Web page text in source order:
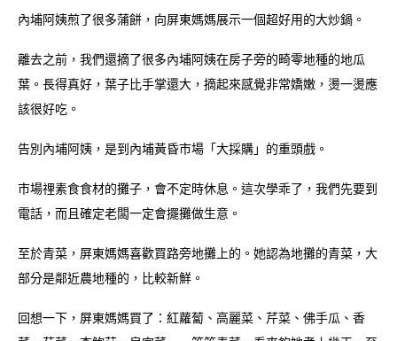
內埔阿姨煎了很多蒲餅，向屏東媽媽展示一個超好用的大炒鍋。
離去之前，我們還摘了很多內埔阿姨在房子旁的畸零地種的地瓜
葉。長得真好，葉子比手掌還大，摘起來感覺非常嬌嫩，燙一燙應
該很好吃。
告別內埔阿姨，是到內埔黃昏市場「大採購」的重頭戲。
市場𥚃素食食材的攤子，會不定時休息。這次學乖了，我們先要到
電話，而且確定老闆一定會擺攤做生意。
至於青菜，屏東媽媽喜歡買路旁地攤上的。她認為地攤的青菜，大
部分是鄰近農地種的，比較新鮮。
回想一下，屏東媽媽買了：紅蘿蔔、高麗菜、芹菜、佛手瓜、香